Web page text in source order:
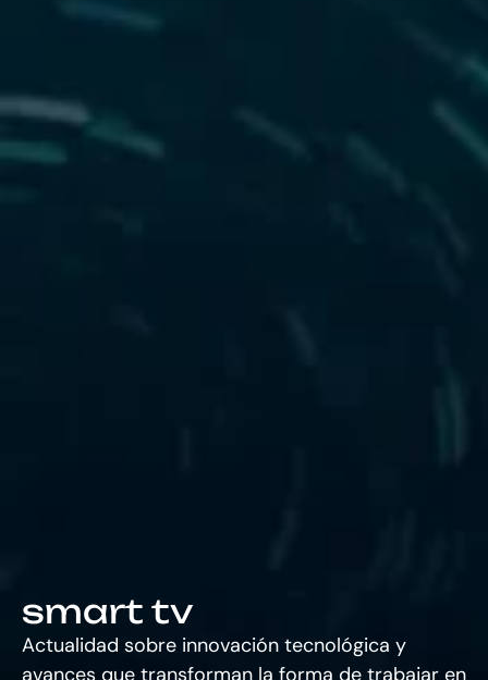
smart tv
Actualidad sobre innovación tecnológica y
avances que transforman la forma de trabajar en